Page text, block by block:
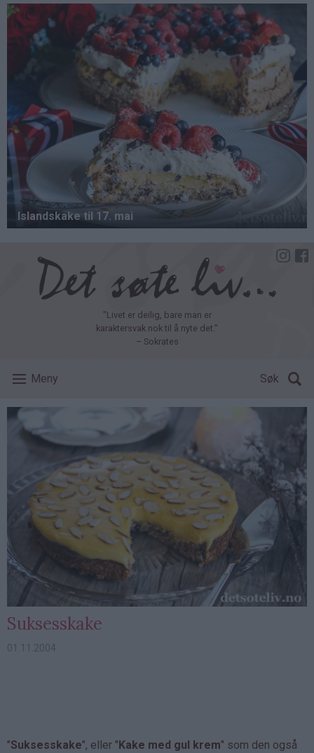
Hopp
hovedinnhold
"Livet er deilig, bare man er
karaktersvak nok til å nyte det."
– Sokrates
Meny Søk
Suksesskake
01.11.2004
"Suksesskake", eller "Kake med gul krem" som den også